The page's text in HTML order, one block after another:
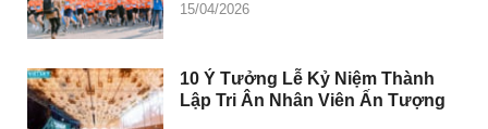
15/04/2026
10 Ý Tưởng Lễ Kỷ Niệm Thành
Lập Tri Ân Nhân Viên Ấn Tượng